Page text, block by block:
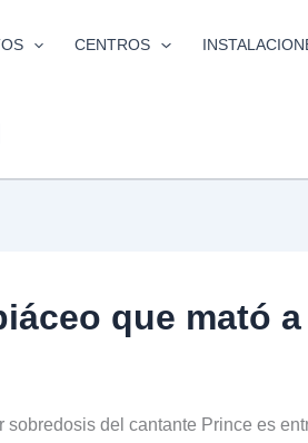
CENTROS
que mató
sobredosis del cantante Prince es